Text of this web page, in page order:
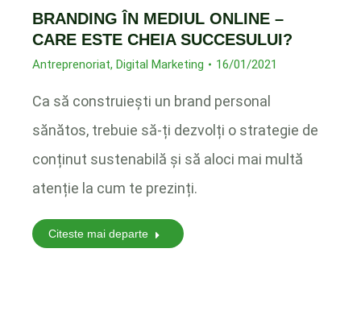
BRANDING ÎN MEDIUL ONLINE –
CARE ESTE CHEIA SUCCESULUI?
Antreprenoriat, Digital Marketing 16/01/2021
Ca să construiești un brand personal
sănătos, trebuie să-ți dezvolți o strategie de
conținut sustenabilă și să aloci mai multă
atenție la cum te prezinți.
Citeste mai departe